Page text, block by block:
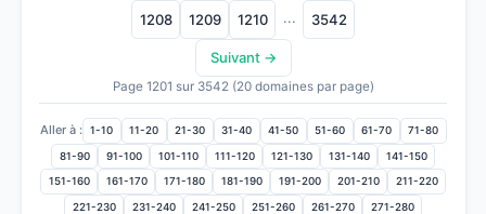
1208 1209 1210 ... 3542
Suivant →
Page 1201 sur 3542 (20 domaines par page)
Aller à : 1-10 11-20 21-30 31-40 41-50 51-60 61-70 71-80
81-90 91-100 101-110 111-120 121-130 131-140 141-150
151-160 161-170 171-180 181-190 191-200 201-210 211-220
221-230 231-240 241-250 251-260 261-270 271-280